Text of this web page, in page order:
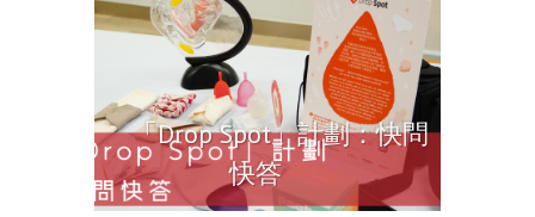
「Drop Spot」計劃：快問
快答